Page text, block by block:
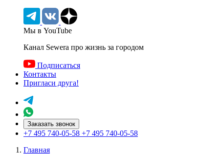
Мы в YouTube
Канал Sewera про жизнь за городом
Подписаться
Контакты
Пригласи друга!
Заказать звонок
+7 495 740-05-58 +7 495 740-05-58
Главная